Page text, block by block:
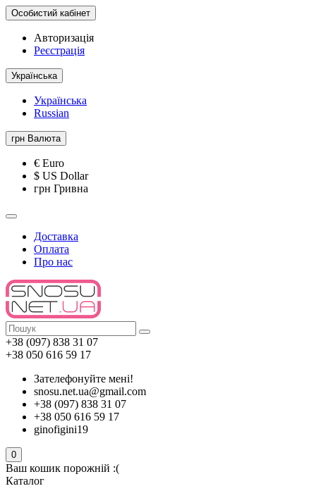
Особистий кабінет
Авторизація
Реєстрація
Українська
Українська
Russian
грн Валюта
€ Euro
$ US Dollar
грн Гривна
Доставка
Оплата
Про нас
+38 (097) 838 31 07
+38 050 616 59 17
Зателефонуйте мені!
snosu.net.ua@gmail.com
+38 (097) 838 31 07
+38 050 616 59 17
ginofigini19
0
Ваш кошик порожній :(
Каталог